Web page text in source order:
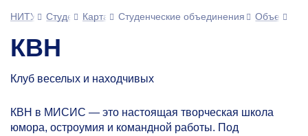
ине
НИТУ МИСИС
СтудентамКарта возможностей студента
Студенческие объединения
КВН
Клуб веселых и находчивых
КВН в МИСИС — это настоящая творческая школа
юмора, остроумия и командной работы. Под